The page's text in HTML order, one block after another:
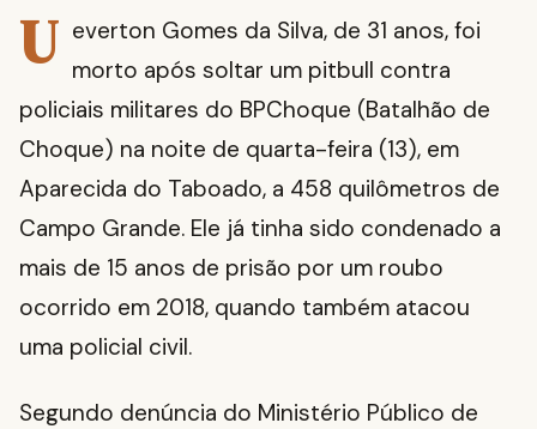
U everton Gomes da Silva, de 31 anos, foi
morto após soltar um pitbull contra
policiais militares do BPChoque (Batalhão de
Choque) na noite de quarta-feira (13), em
Aparecida do Taboado, a 458 quilômetros de
Campo Grande. Ele já tinha sido condenado a
mais de 15 anos de prisão por um roubo
ocorrido em 2018, quando também atacou
uma policial civil.
Segundo denúncia do Ministério Público de